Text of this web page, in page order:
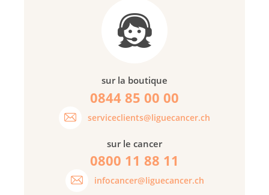
sur la boutique
0844 85 00 00
serviceclients@liguecancer.ch
sur le cancer
0800 11 88 11
infocancer@liguecancer.ch